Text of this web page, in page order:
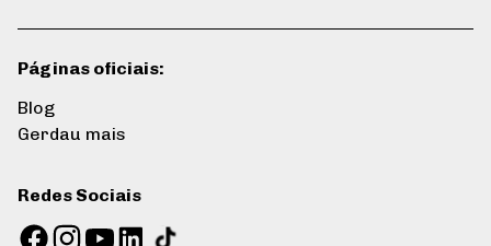
Páginas oficiais:
Blog
Gerdau mais
Redes Sociais